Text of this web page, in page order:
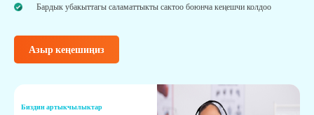
Бардык убакыттагы саламаттыкты сактоо боюнча кеңешчи колдоо
Азыр кеңешиңиз
Биздин артыкчылыктар